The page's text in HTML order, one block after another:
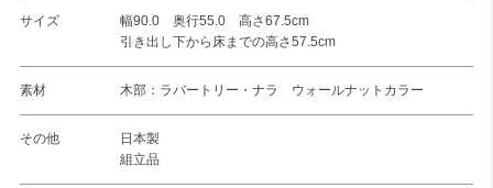
サイズ
幅90.0 奥行55.0 高さ67.5cm
引き出し下から床までの高さ57.5cm
素材 木部：ラバートリー・ナラ ウォールナットカラー
その他
日本製
組立品